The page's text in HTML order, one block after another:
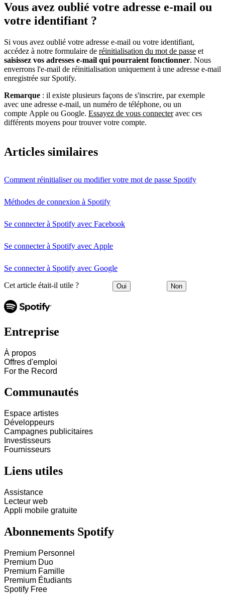
Vous avez oublié votre adresse e-mail ou
votre identifiant ?
Si vous avez oublié votre adresse e-mail ou votre identifiant,
accédez à notre formulaire de réinitialisation du mot de passe et
saisissez vos adresses e-mail qui pourraient fonctionner. Nous
enverrons l'e-mail de réinitialisation uniquement à une adresse e-mail
enregistrée sur Spotify.
Remarque : il existe plusieurs façons de s'inscrire, par exemple
avec une adresse e-mail, un numéro de téléphone, ou un
compte Apple ou Google. Essayez de vous connecteravec ces
différents moyens pour trouver votre compte.
Articles similaires
Comment réinitialiser ou modifier votre mot de passe Spotify
Méthodes de connexion à Spotify
Se connecter à Spotify avec Facebook
Se connecter à Spotify avec Apple
Se connecter à Spotify avec Google
Cet article était-il utile ? Oui Non
Entreprise
À propos
Offres d'emploi
For the Record
Communautés
Espace artistes
Développeurs
Campagnes publicitaires
Investisseurs
Fournisseurs
Liens utiles
Assistance
Lecteur web
Appli mobile gratuite
Abonnements Spotify
Premium Personnel
Premium Duo
Premium Famille
Premium Étudiants
Spotify Free